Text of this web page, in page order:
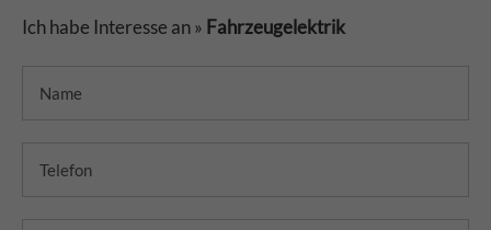
Ich habe Interesse an » Fahrzeugelektrik